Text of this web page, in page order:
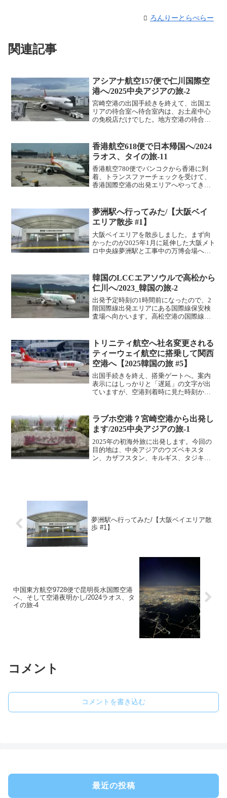
ろんりーとらべらー
関連記事
アシアナ航空157便で仁川国際空
港へ/2025中央アジアの旅-2
宮崎空港の出国手続きを終えて、出国エ
リアの待合室へ待合室内は、お土産中心
の免税店だけでした。地方空港の待合室
アシアナ航空157便、仁川国際空港行き、
機体はエアバスA...
香港航空618便で日本帰国へ/2024
ラオス、タイの旅-11
香港航空780便でバンコクから香港に到
着、トランスファーチェックを受けて、
香港国際空港の出発エリアへやってきた
55分なので、約5時間の待ち時間がありま
す。前回の最...
夢洲駅へ行ってみた/【大阪ベイ
エリア散歩 #1】
大阪ベイエリアを散歩しました。まず向
かったのが2025年1月に延伸した大阪メト
ロ中央線夢洲駅と工事中の万博会場へ。
観は関西の電車では見られない未来の車
両を意識したデ...
韓国のLCCエアソウルで高松から
仁川へ/2023_韓国の旅-2
出発予定時刻の1時間前になったので、2
階国際線出発エリアにある国際線保安検
査場へ向かいます。高松空港の国際線保
かありませんが、高松空港の国際線は1日
最大4本、時間も...
トリニティ航空へ社名変更される
ティーウェイ航空に搭乗して関西
空港へ【2025韓国の旅 #5】
出国手続きを終え、搭乗ゲートへ。案内
表示にはしっかりと「遅延」の文字が出
ていますが、空港到着時に見た時刻から
今回はプライオリティパスで利用できる
ラウンジもなく、搭乗まで...
ラブホ空港？宮崎空港から出発し
ます/2025中央アジアの旅-1
2025年の初海外旅に出発します。今回の
目的地は、中央アジアのウズベキスタ
ン、カザフスタン、キルギス、タジキス
夢洲駅へ行ってみた/【大阪ベイエリア散
歩 #1】
中国東方航空9728便で昆明長水国際空港
へ、そして空港夜明かし/2024ラオス、タ
イの旅-4
コメント
コメントを書き込む
最近の投稿